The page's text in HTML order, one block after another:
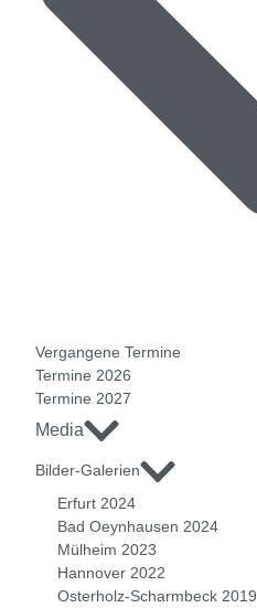
Vergangene Termine
Termine 2026
Termine 2027
Media
Bilder-Galerien
Erfurt 2024
Bad Oeynhausen 2024
Mülheim 2023
Hannover 2022
Osterholz-Scharmbeck 2019